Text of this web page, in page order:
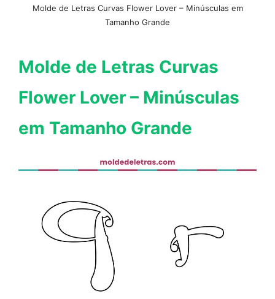
Molde de Letras Curvas Flower Lover – Minúsculas em
Tamanho Grande
Molde de Letras Curvas
Flower Lover – Minúsculas
em Tamanho Grande